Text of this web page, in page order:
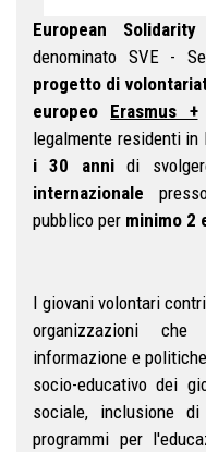
European
denominato SVE -
progetto di
europeo Erasmus +
legalmente residenti in
i 30 annidi
internazionale
pubblico per minimo 2
I giovani volontari
organizzazioni
informazione e
socio-educativo dei
sociale, inclusione di
programmi per